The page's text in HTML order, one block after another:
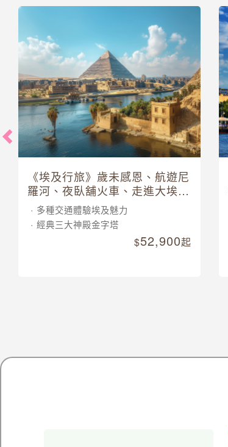
《埃及行旅》歲未感恩、航遊尼
羅河、夜臥舖火車、走進大埃及
博物館 10 日
多種交通體驗埃及魅力
經典三大神殿金字塔
52,900起